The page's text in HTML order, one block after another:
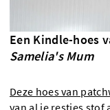
Een Kindle-hoes
Samelia's Mum
Deze hoes van